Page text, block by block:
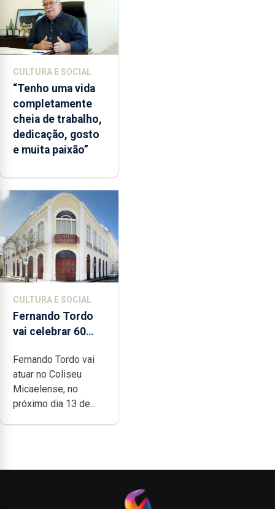
CULTURA E SOCIAL
“Tenho uma vida
completamente
cheia de trabalho,
dedicação, gosto
e muita paixão”
CULTURA E SOCIAL
Fernando Tordo
vai celebrar 60
no Coliseu
Micaelense
Fernando Tordo vai
atuar no Coliseu
Micaelense, no
próximo dia 13 de...